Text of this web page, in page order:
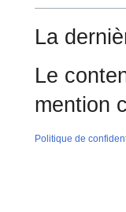
La
Le
mention
Politique de